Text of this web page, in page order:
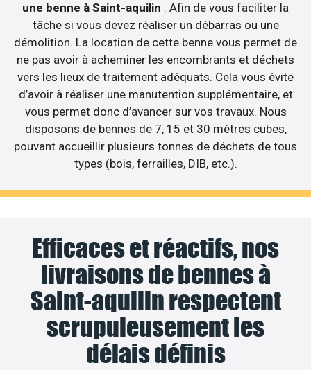
une benne à Saint-aquilin . Afin de vous faciliter la
tâche si vous devez réaliser un débarras ou une
démolition. La location de cette benne vous permet de
ne pas avoir à acheminer les encombrants et déchets
vers les lieux de traitement adéquats. Cela vous évite
d’avoir à réaliser une manutention supplémentaire, et
vous permet donc d’avancer sur vos travaux. Nous
disposons de bennes de 7, 15 et 30 mètres cubes,
pouvant accueillir plusieurs tonnes de déchets de tous
types (bois, ferrailles, DIB, etc.).
Efficaces et réactifs, nos
livraisons de bennes à
Saint-aquilin respectent
scrupuleusement les
délais définis